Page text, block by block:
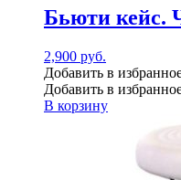
Бьюти кейс.
2,900 руб.
Добавить в
Добавить в
В корзину